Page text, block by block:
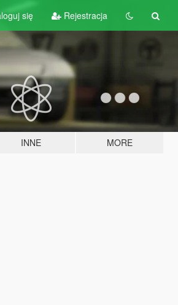
się Rejestracja
INNE MORE